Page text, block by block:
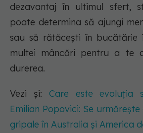
dezavantaj în ultimul sfert,
poate determina să ajungi
sau să rătăcești în bucătărie
multei mâncări pentru a te
durerea.
Vezi și: Care este evoluția
Emilian Popovici: Se
gripale în Australia și America